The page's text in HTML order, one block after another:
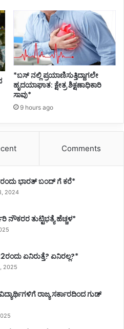
*ಬಸ್ ನಲ್ಲಿ ಪ್ರಯಾಣಿಸುತ್ತಿದ್ದಾಗಲೇ
ಹೃದಯಾಘಾತ: ಕ್ಷೇತ್ರ ಶಿಕ್ಷಣಾಧಿಕಾರಿ
ಸಾವು*
9 hours ago
Comments
ರಂದು ಭಾರತ್‌ ಬಂದ್‌ ಗೆ ಕರೆ*
2024
ನೌಕರರ ತುಟ್ಟಿಭತ್ಯೆ ಹೆಚ್ಚಳ*
ಏನಿರುತ್ತೆ? ಏನಿರಲ್ಲ?*
2025
ರಾಜ್ಯ ಸರ್ಕಾರದಿಂದ ಗುಡ್